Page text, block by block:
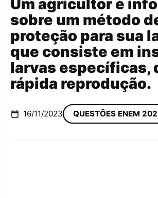
Um agricultor é
sobre um método
proteção para sua
que consiste em
larvas específicas,
rápida reprodução.
16/11/2023 QUESTÕES ENEM